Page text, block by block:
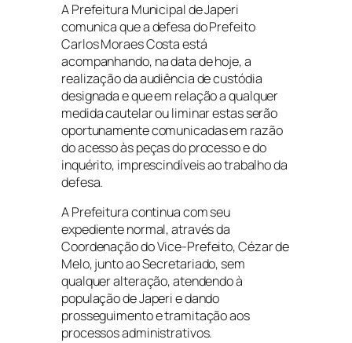
A Prefeitura Municipal de Japeri
comunica que a defesa do Prefeito
Carlos Moraes Costa está
acompanhando, na data de hoje, a
realização da audiência de custódia
designada e que em relação a qualquer
medida cautelar ou liminar estas serão
oportunamente comunicadas em razão
do acesso às peças do processo e do
inquérito, imprescindíveis ao trabalho da
defesa.
A Prefeitura continua com seu
expediente normal, através da
Coordenação do Vice-Prefeito, Cézar de
Melo, junto ao Secretariado, sem
qualquer alteração, atendendo à
população de Japeri e dando
prosseguimento e tramitação aos
processos administrativos.